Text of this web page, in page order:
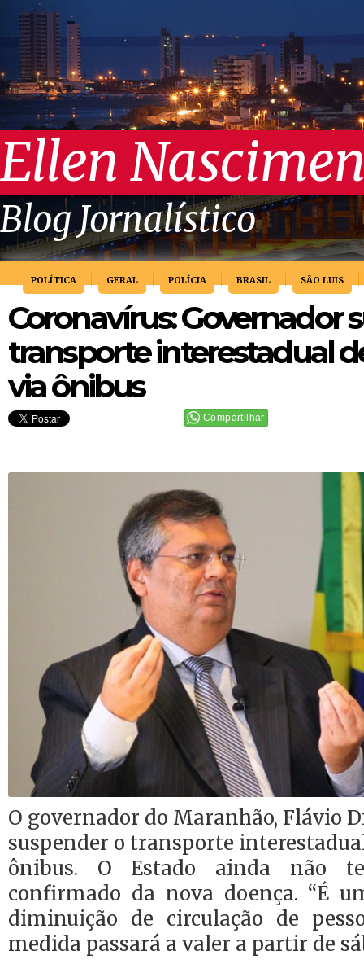
Ellen
Blog Jornalístico
POLÍTICA GERAL POLÍCIA BRASIL SÃO LUIS
Coronavírus: Governador
transporte interestadual
via ônibus
Compartilhar
O governador do Maranhão, Flávio
suspender o transporte
ônibus. O Estado ainda não
confirmado da nova doença. “É
diminuição de circulação de
medida passará a valer a partir de